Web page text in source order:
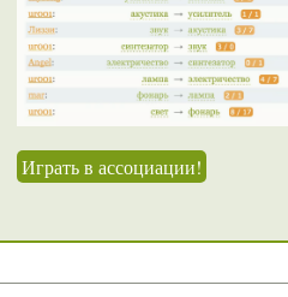
Играть в ассоциации!